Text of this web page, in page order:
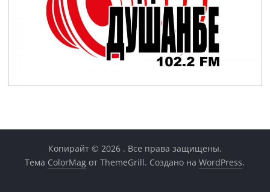
Копирайт © 2026 . Все права защищены.
Тема ColorMag от ThemeGrill. Создано наWordPress.